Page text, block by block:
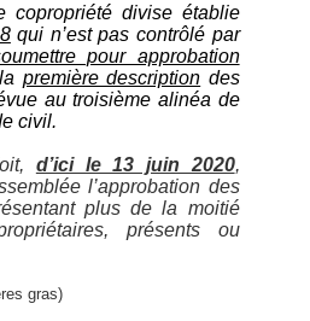
copropriété divise établie
qui n’est pas contrôlé par
pour approbation
première description des
au troisième alinéa de
civil.
d’ici le 13 juin 2020,
l’approbation des
plus de la moitié
présents ou
gras)